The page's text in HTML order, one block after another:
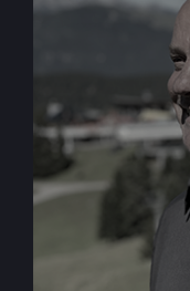
Support-Anfragen
richten Sie bitte
DI Hubert